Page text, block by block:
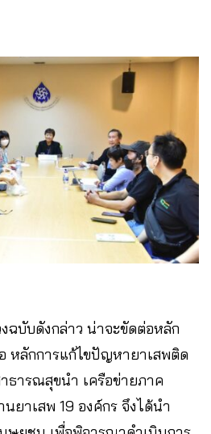
ฉบับดังกล่าว น่าจะขัดต่อหลัก
หลักการแก้ไขปัญหายาเสพติด
ธารณสุขนำ เครือข่ายภาค
ยาเสพ 19 องค์กร จึงได้นํา